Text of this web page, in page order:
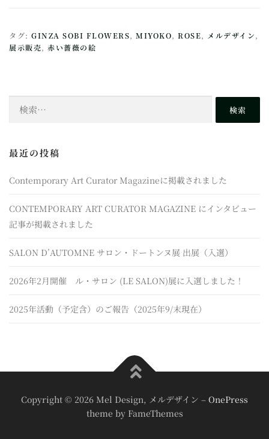
タグ: GINZA SOBI FLOWERS, MIYOKO, ROSE, メルデザイン,
展示販売, 赤い薔薇の絵
最近の投稿
Contemporary Art Curator Magazineに掲載されました
CONTEMPORARY ART CURATOR MAGAZINE にインタビュー
記事が掲載されました
SALON D’AUTOMNE サロン・ドートンヌ展 出展（入選）
2026年2月開催 ル・サロン (LE SALON)展に入選しました！
2025年活動（予定含）のご報告（2025年9/末現在）
Copyright © 2026 Mel Design, メルデザイン – OnePress
theme by FameThemes